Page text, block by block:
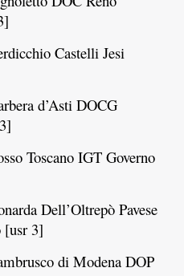
Castelli Jesi
d’Asti DOCG
Toscano IGT Governo
Dell’Oltrepò Pavese
[usr 3]
di Modena DOP